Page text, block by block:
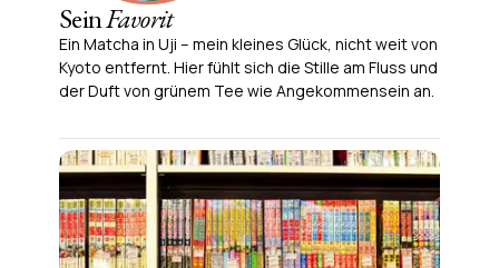
SeinFavorit
Ein Matcha in Uji – mein kleines Glück, nicht weit von
Kyoto entfernt. Hier fühlt sich die Stille am Fluss und
der Duft von grünem Tee wie Angekommensein an.
Reiseideen